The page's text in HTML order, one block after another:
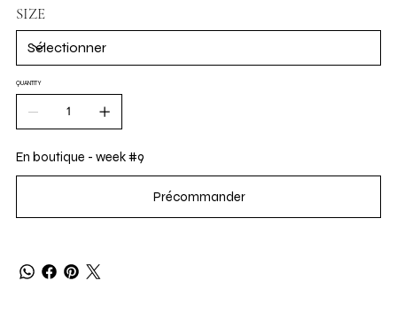
SIZE
QUANTITY
En boutique - week #9
Précommander